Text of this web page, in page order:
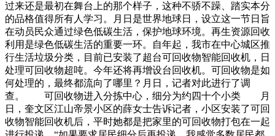
过来还是最初在舞台上的那个样子，这种不骄不躁、踏实本分
的品格值得所有人学习。月日是世界地球日，设立这一节日旨
在动员民众通过绿色低碳生活，保护地球环境。再生资源回收
利用是绿色低碳生活的重要一环。自年起，我市在中心城区推
行生活垃圾分类，目前已安装了超台可回收物智能回收机，日
处理可回收物超吨。今年还将再增设台回收机。可回收物是如
何处理的，最终都流向了哪里？月日，记者对此进行了调
查。 可回收物进入分拣中心，细分为约四十个小类 月
日，奎文区江山帝景小区的薛女士告诉记者，小区安装了可回
收物智能回收机后，平时她都是把家里的可回收物打包在一起